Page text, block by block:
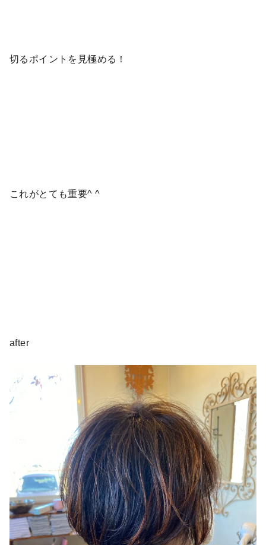
切るポイントを見極める！
これがとても重要^ ^
after